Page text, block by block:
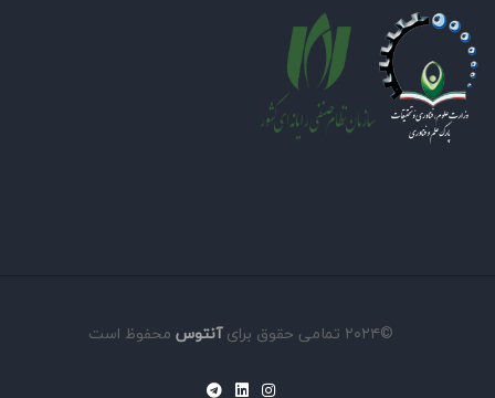
©۲۰۲۴ تمامی حقوق برای آنتوس محفوظ است